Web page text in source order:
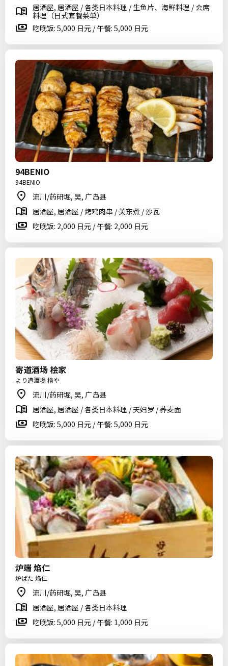
居酒屋, 居酒屋 / 各类日本料理 / 生鱼片、海鲜料理 / 会席
料理（日式套餐菜单）
吃晚饭: 5,000 日元 / 午餐: 5,000 日元
94BENIO
94BENIO
流川/药研堀, 吴, 广岛县
居酒屋, 居酒屋 / 烤鸡肉串 / 关东煮 / 沙瓦
吃晚饭: 2,000 日元 / 午餐: 2,000 日元
寄道酒场 桧家
より道酒場 檜や
流川/药研堀, 吴, 广岛县
居酒屋, 居酒屋 / 各类日本料理 / 天妇罗 / 荞麦面
吃晚饭: 5,000 日元 / 午餐: 5,000 日元
炉端 焰仁
炉ばた 焔仁
流川/药研堀, 吴, 广岛县
居酒屋, 居酒屋 / 各类日本料理
吃晚饭: 5,000 日元 / 午餐: 1,000 日元